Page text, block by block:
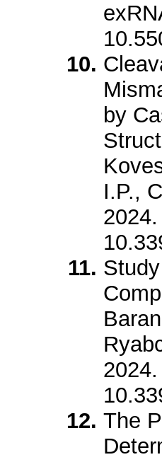
by
I.P.,
The